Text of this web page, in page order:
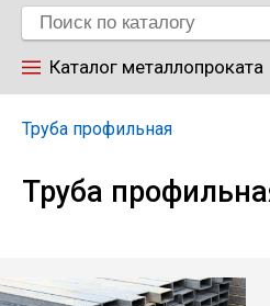
Каталог металлопроката
Арматура
Труба
Труба профильная
Труба